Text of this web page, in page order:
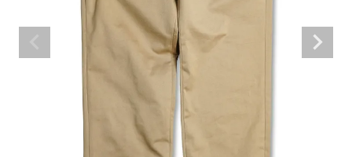
CATEGORY
CONTENTS
INFORMATION